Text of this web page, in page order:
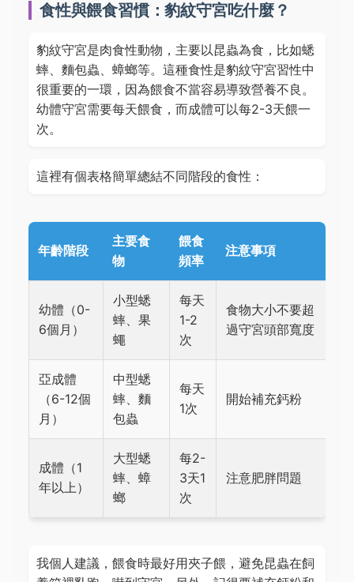
食性與餵食習慣：豹紋守宮吃什麼？
豹紋守宮是肉食性動物，主要以昆蟲為食，比如蟋
蟀、麵包蟲、蟑螂等。這種食性是豹紋守宮習性中
很重要的一環，因為餵食不當容易導致營養不良。
幼體守宮需要每天餵食，而成體可以每2-3天餵一
次。
這裡有個表格簡單總結不同階段的食性：
年齡階段
主要食
物
餵食
頻率
注意事項
幼體（0-
6個月）
小型蟋
蟀、果
蠅
每天
1-2
次
食物大小不要超
過守宮頭部寬度
亞成體
（6-12個
月）
中型蟋
蟀、麵
包蟲
每天
1次
開始補充鈣粉
成體（1
年以上）
大型蟋
蟀、蟑
螂
每2-
3天1
次
注意肥胖問題
我個人建議，餵食時最好用夾子餵，避免昆蟲在飼